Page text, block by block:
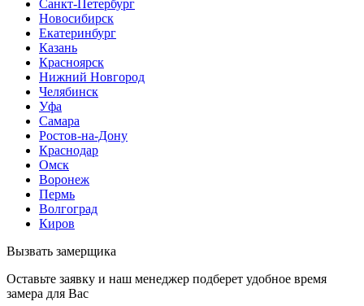
Санкт-Петербург
Новосибирск
Екатеринбург
Казань
Красноярск
Нижний Новгород
Челябинск
Уфа
Самара
Ростов-на-Дону
Краснодар
Омск
Воронеж
Пермь
Волгоград
Киров
Вызвать замерщика
Оставьте заявку и наш менеджер подберет удобное время
замера для Вас